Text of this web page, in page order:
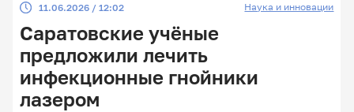
Главные
11.06.2026 / 12:02 Наука и инновации
Саратовские учёные
предложили лечить
инфекционные гнойники
лазером